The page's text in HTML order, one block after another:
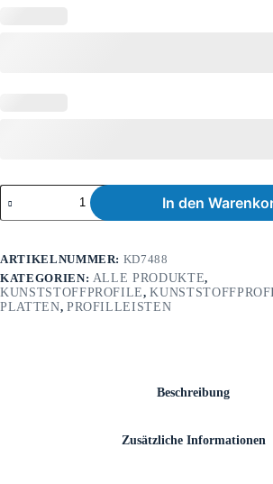
In den
ARTIKELNUMMER: KD7488
KATEGORIEN: ALLE PRODUKTE,
KUNSTSTOFFPROFILE,
PLATTEN, PROFILLEISTEN
Beschreibung
Zusätzliche Informationen